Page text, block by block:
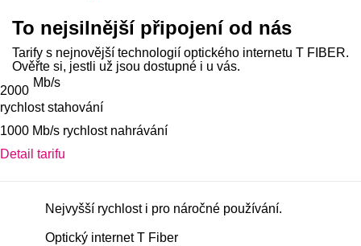
To nejsilnější připojení od nás
Tarify s nejnovější technologií optického internetu T FIBER.
Ověřte si, jestli už jsou dostupné i u vás.
Balíček
2000
Mb/s
rychlost stahování
1000 Mb/s rychlost nahrávání
Zobrazit detail tarifu
Detail tarifu
Nejvyšší rychlost i pro náročné používání.
Optický internet T Fiber